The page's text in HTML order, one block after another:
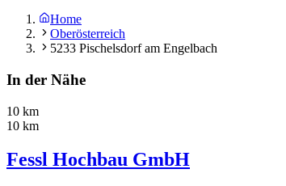
Home
Oberösterreich
5233 Pischelsdorf am Engelbach
In der Nähe
10 km
10 km
Fessl Hochbau GmbH